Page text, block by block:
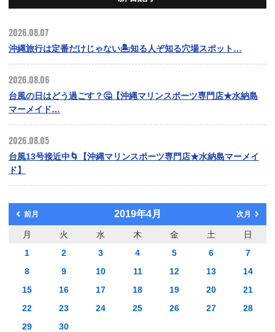
2026.08.07
沖縄旅行は定番だけじゃない🏝️知る人ぞ知る穴場スポット…
2026.08.06
台風の日はどう過ごす？🤔【沖縄マリンスポーツ専門店★水納島
マーメイド…
2026.08.05
台風13号接近中🌀【沖縄マリンスポーツ専門店★水納島マーメイ
ド】
前月 2019年4月 次月
月 火 水 木 金 土
日
1
2 3 4 5 6
7
8
9 10 11 12 13
14
15
16 17 18 19 20
21
22
23 24 25 26 27
28
29
30